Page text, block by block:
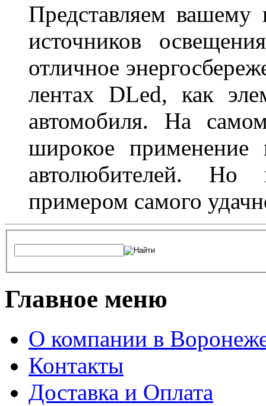
Представляем
источников
отличное
лентах DLed, как
автомобиля. На
широкое
автолюбителей. Но
примером самого
Главное меню
О компании в
Контакты
Доставка и Оплата